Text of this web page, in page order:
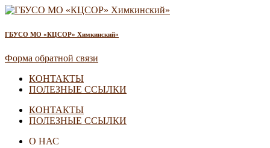
ГБУСО МО «КЦСОР» Химкинский»
Форма обратной связи
КОНТАКТЫ
ПОЛЕЗНЫЕ ССЫЛКИ
КОНТАКТЫ
ПОЛЕЗНЫЕ ССЫЛКИ
О НАС